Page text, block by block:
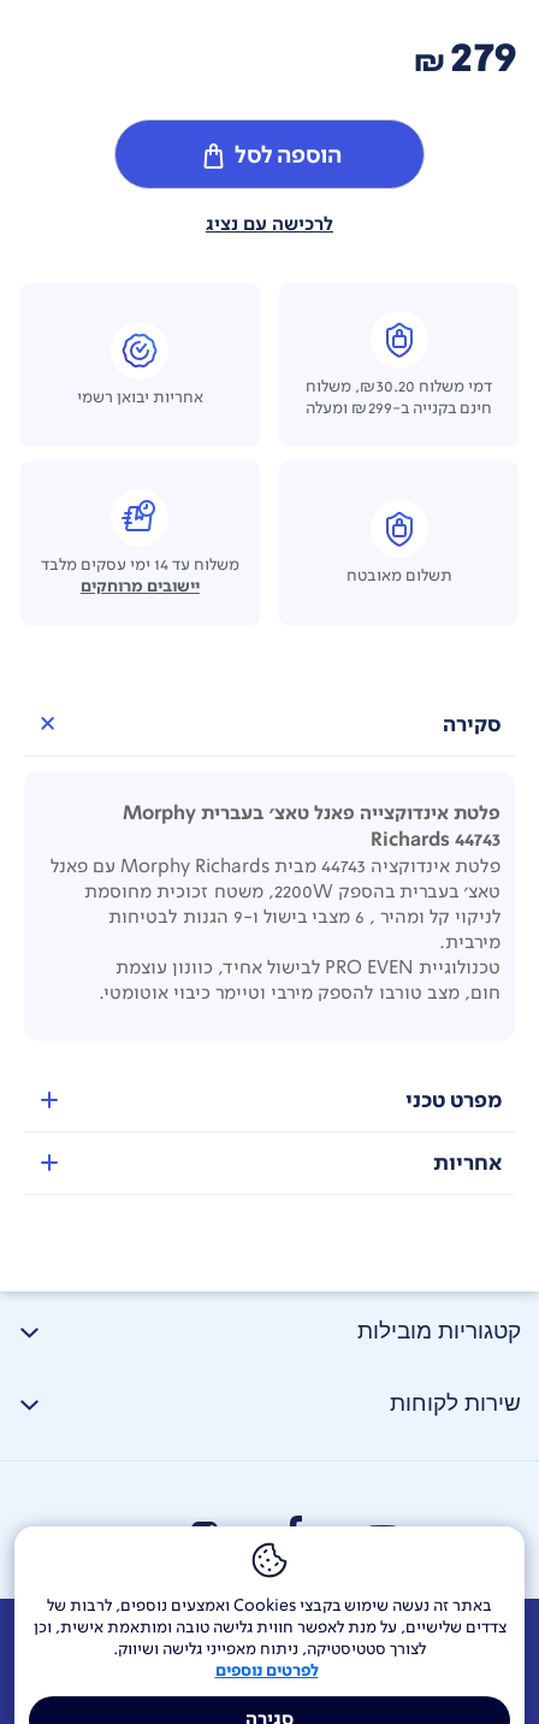
באתר זה נעשה שימוש בקבצי Cookies ואמצעים נוספים, לרבות של
צדדים שלישיים, על מנת לאפשר חווית גלישה טובה ומותאמת אישית, וכן
לצורך סטטיסטיקה, ניתוח מאפייני גלישה ושיווק.
לפרטים נוספים
279
₪
הוספה לסל
לרכישה עם נציג
דמי משלוח ₪30.20, משלוח
חינם בקנייה ב-₪299 ומעלה
אחריות יבואן רשמי
תשלום מאובטח
משלוח עד 14 ימי עסקים מלבד
יישובים מרוחקים
סקירה
פלטת אינדוקצייה פאנל טאצ' בעברית Morphy
Richards 44743
פלטת אינדוקציה 44743 מבית Morphy Richards עם פאנל
טאצ' בעברית בהספק 2200W, משטח זכוכית מחוסמת
לניקוי קל ומהיר , 6 מצבי בישול ו-9 הגנות לבטיחות
מירבית.
טכנולוגיית PRO EVEN לבישול אחיד, כוונון עוצמת
חום, מצב טורבו להספק מירבי וטיימר כיבוי אוטומטי.
מפרט טכני
אחריות
קטגוריות מובילות
שירות לקוחות
אודות דרושים צור קשר Investor Relations
הודעות חברה
מוקדי שירות ופניות ציבור
144 בזק בינלאומי